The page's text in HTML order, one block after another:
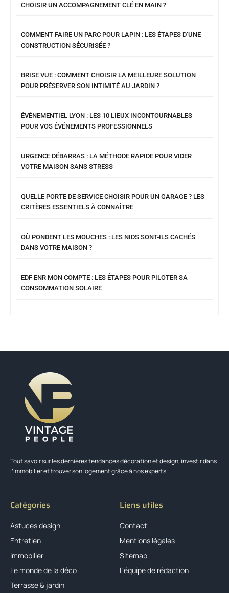
CHOISIR UN ACCOMPAGNEMENT CLÉ EN MAIN ?
COMMENT FAIRE UN PARC POUR LAPIN : LES ÉTAPES D’UNE
CONSTRUCTION SÉCURISÉE ?
BRISE VUE : COMMENT CHOISIR LA MEILLEURE SOLUTION
POUR PRÉSERVER SON INTIMITÉ AU JARDIN ?
ÉVÉNEMENTIEL LYON : LES 10 LIEUX INCONTOURNABLES
POUR VOS ÉVÉNEMENTS PROFESSIONNELS
URGENCE DÉBARRAS : LA MÉTHODE RAPIDE POUR VIDER
VOTRE MAISON SANS STRESS
QUELLE PORTE DE SERVICE CHOISIR POUR UN GARAGE ? LES
CRITÈRES ESSENTIELS À CONNAÎTRE
OÙ PONDENT LES MOUCHES : LES NIDS SONT-ILS CACHÉS
DANS VOTRE MAISON ?
EDF ENR MON COMPTE : LES ÉTAPES POUR PILOTER SA
CONSOMMATION SOLAIRE
Tout savoir sur les dernières tendances décoration et design, investir dans
l’immobilier et trouver son logement grâce à nos experts.
Catégories
Astuces design
Entretien
Immobilier
Le monde de la déco
Terrasse & jardin
Liens utiles
Contact
Mentions légales
Sitemap
L'équipe de rédaction